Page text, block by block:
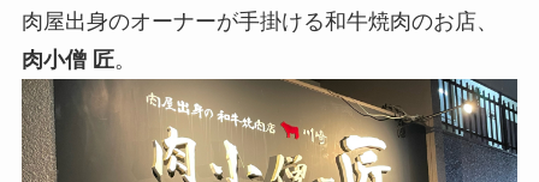
肉屋出身のオーナーが手掛ける和牛焼肉のお店、
肉小僧 匠。